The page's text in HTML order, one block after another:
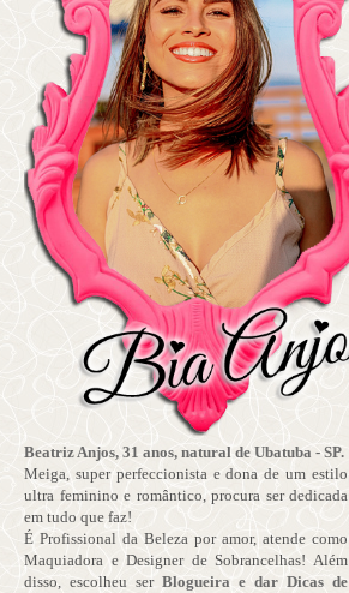
Beatriz Anjos, 31 anos, natural de Ubatuba - SP.
Meiga, super perfeccionista e dona de um estilo
ultra feminino e romântico, procura ser dedicada
em tudo que faz!
É Profissional da Beleza por amor, atende como
Maquiadora e Designer de Sobrancelhas! Além
disso, escolheu ser Blogueira e dar Dicas de